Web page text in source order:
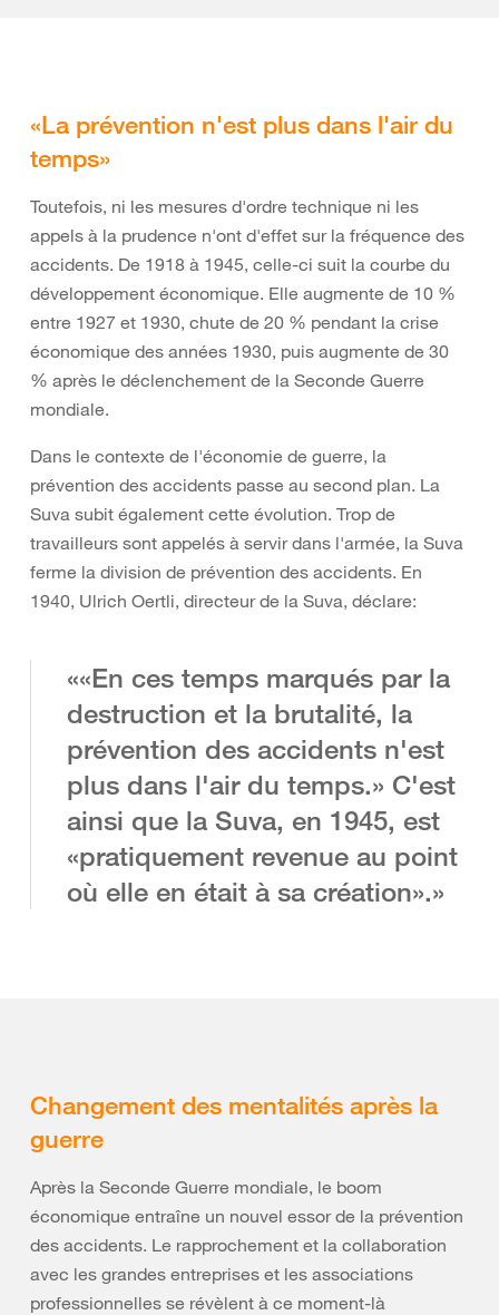
«La prévention n'est plus dans l'air du
temps»
Toutefois, ni les mesures d'ordre technique ni les
appels à la prudence n'ont d'effet sur la fréquence des
accidents. De 1918 à 1945, celle-ci suit la courbe du
développement économique. Elle augmente de 10 %
entre 1927 et 1930, chute de 20 % pendant la crise
économique des années 1930, puis augmente de 30
% après le déclenchement de la Seconde Guerre
mondiale.
Dans le contexte de l'économie de guerre, la
prévention des accidents passe au second plan. La
Suva subit également cette évolution. Trop de
travailleurs sont appelés à servir dans l'armée, la Suva
ferme la division de prévention des accidents. En
1940, Ulrich Oertli, directeur de la Suva, déclare:
««En ces temps marqués par la
destruction et la brutalité, la
prévention des accidents n'est
plus dans l'air du temps.» C'est
ainsi que la Suva, en 1945, est
«pratiquement revenue au point
où elle en était à sa création».»
Changement des mentalités après la
guerre
Après la Seconde Guerre mondiale, le boom
économique entraîne un nouvel essor de la prévention
des accidents. Le rapprochement et la collaboration
avec les grandes entreprises et les associations
professionnelles se révèlent à ce moment-là